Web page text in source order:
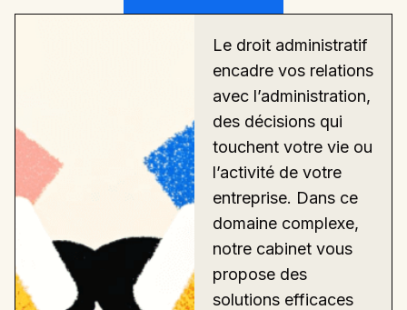
Le droit administratif
encadre vos relations
avec l’administration,
des décisions qui
touchent votre vie ou
l’activité de votre
entreprise. Dans ce
domaine complexe,
notre cabinet vous
propose des
solutions efficaces